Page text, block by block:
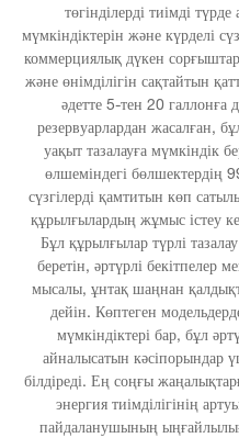
төгінділерді тиімді
мүмкіндіктерін және күрделі
коммерциялық дүкен
және өнімділігін сақтайтын
әдетте 5-тен 20 галлонға
резервуарлардан жасалған,
уақыт тазалауға мүмкіндік
өлшеміндегі бөлшектердің
сүзгілерді қамтитын көп
құрылғылардың жұмыс істеу
Бұл құрылғылар түрлі
беретін, әртүрлі бекітпелер
мысалы, ұнтақ шаңнан
дейін. Көптеген
мүмкіндіктері бар, бұл
айналысатын кәсіпорындар
білдіреді. Ең соңғы
энергия тиімділігінің
пайдаланушының